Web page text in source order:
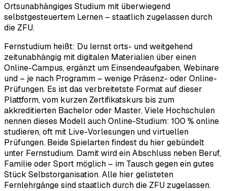
Ortsunabhängiges Studium mit überwiegend
selbstgesteuertem Lernen – staatlich zugelassen durch
die ZFU.
Fernstudium heißt: Du lernst orts- und weitgehend
zeitunabhängig mit digitalen Materialien über einen
Online-Campus, ergänzt um Einsendeaufgaben, Webinare
und – je nach Programm – wenige Präsenz- oder Online-
Prüfungen. Es ist das verbreitetste Format auf dieser
Plattform, vom kurzen Zertifikatskurs bis zum
akkreditierten Bachelor oder Master. Viele Hochschulen
nennen dieses Modell auch Online-Studium: 100 % online
studieren, oft mit Live-Vorlesungen und virtuellen
Prüfungen. Beide Spielarten findest du hier gebündelt
unter Fernstudium. Damit wird ein Abschluss neben Beruf,
Familie oder Sport möglich – im Tausch gegen ein gutes
Stück Selbstorganisation. Alle hier gelisteten
Fernlehrgänge sind staatlich durch die ZFU zugelassen.